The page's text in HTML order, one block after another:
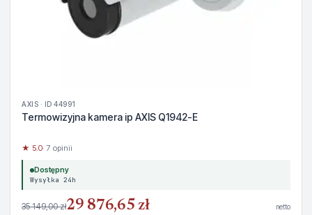
AXIS · ID 44991
Termowizyjna kamera ip AXIS Q1942-E
★ 5.0· 7 opinii
Dostępny
Wysyłka 24h
35 149,00 zł29 876,65 zł netto